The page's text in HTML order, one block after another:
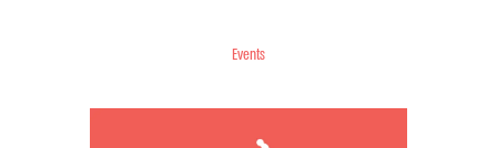
Events